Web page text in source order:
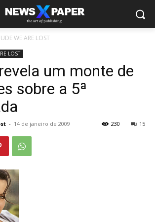
WE ARE LOST
LOST
um monte de
sobre a 5ª
- 14 de janeiro de 2009 15
230